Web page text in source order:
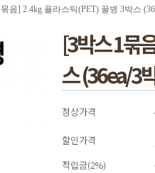
음] 2.4kg 플라스틱(PET) 꿀병 3박스
[3박스 1묶
스 (36ea/3
정상가격
할인가격
적립금(2%)